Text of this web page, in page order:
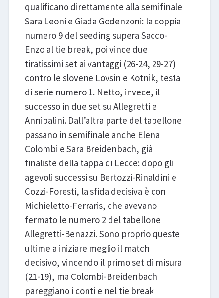
qualificano direttamente alla semifinale
Sara Leoni e Giada Godenzoni: la coppia
numero 9 del seeding supera Sacco-
Enzo al tie break, poi vince due
tiratissimi set ai vantaggi (26-24, 29-27)
contro le slovene Lovsin e Kotnik, testa
di serie numero 1. Netto, invece, il
successo in due set su Allegretti e
Annibalini. Dall’altra parte del tabellone
passano in semifinale anche Elena
Colombi e Sara Breidenbach, già
finaliste della tappa di Lecce: dopo gli
agevoli successi su Bertozzi-Rinaldini e
Cozzi-Foresti, la sfida decisiva è con
Michieletto-Ferraris, che avevano
fermato le numero 2 del tabellone
Allegretti-Benazzi. Sono proprio queste
ultime a iniziare meglio il match
decisivo, vincendo il primo set di misura
(21-19), ma Colombi-Breidenbach
pareggiano i conti e nel tie break